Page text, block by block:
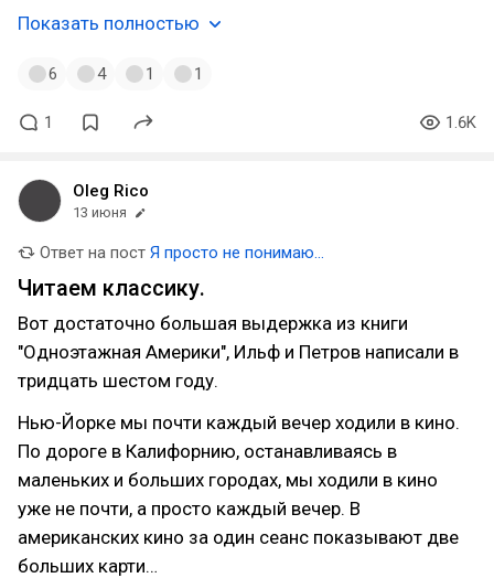
Показать полностью
6 4 1 1
1 1.6K
Oleg Rico
13 июня
Ответ на пост Я просто не понимаю...
Читаем классику.
Вот достаточно большая выдержка из книги
"Одноэтажная Америки", Ильф и Петров написали в
тридцать шестом году.
Нью-Йорке мы почти каждый вечер ходили в кино.
По дороге в Калифорнию, останавливаясь в
маленьких и больших городах, мы ходили в кино
уже не почти, а просто каждый вечер. В
американских кино за один сеанс показывают две
больших карти…